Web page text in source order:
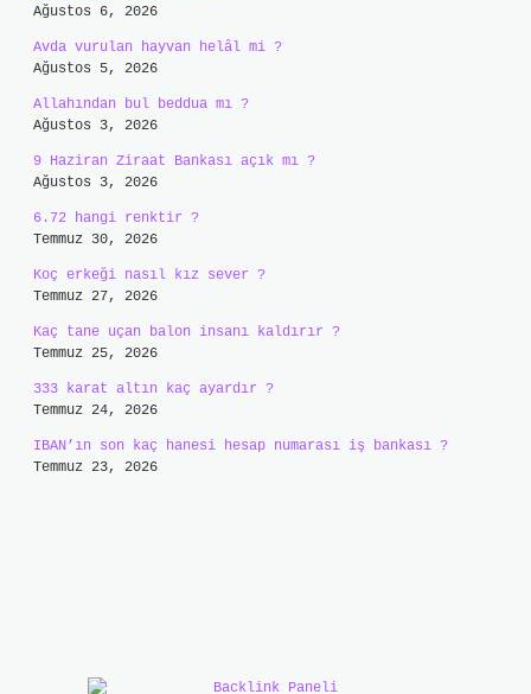
Ağustos 6, 2026
Avda vurulan hayvan helâl mi ?
Ağustos 5, 2026
Allahından bul beddua mı ?
Ağustos 3, 2026
9 Haziran Ziraat Bankası açık mı ?
Ağustos 3, 2026
6.72 hangi renktir ?
Temmuz 30, 2026
Koç erkeği nasıl kız sever ?
Temmuz 27, 2026
Kaç tane uçan balon insanı kaldırır ?
Temmuz 25, 2026
333 karat altın kaç ayardır ?
Temmuz 24, 2026
IBAN’ın son kaç hanesi hesap numarası iş bankası ?
Temmuz 23, 2026